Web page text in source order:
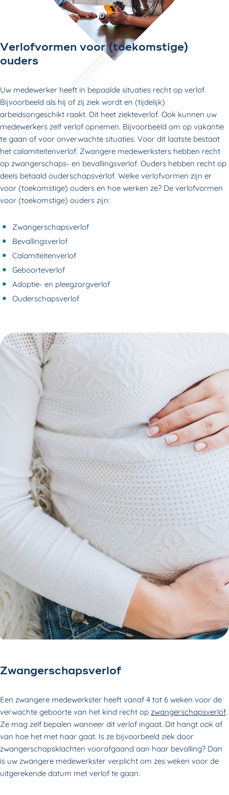
Verlofvormen voor (toekomstige)
ouders
Uw medewerker heeft in bepaalde situaties recht op verlof.
Bijvoorbeeld als hij of zij ziek wordt en (tijdelijk)
arbeidsongeschikt raakt. Dit heet ziekteverlof. Ook kunnen uw
medewerkers zelf verlof opnemen. Bijvoorbeeld om op vakantie
te gaan of voor onverwachte situaties. Voor dit laatste bestaat
het calamiteitenverlof. Zwangere medewerksters hebben recht
op zwangerschaps- en bevallingsverlof. Ouders hebben recht op
deels betaald ouderschapsverlof. Welke verlofvormen zijn er
voor (toekomstige) ouders en hoe werken ze? De verlofvormen
voor (toekomstige) ouders zijn:
Zwangerschapsverlof
Bevallingsverlof
Calamiteitenverlof
Geboorteverlof
Adoptie- en pleegzorgverlof
Ouderschapsverlof
Zwangerschapsverlof
Een zwangere medewerkster heeft vanaf 4 tot 6 weken voor de
verwachte geboorte van het kind recht op zwangerschapsverlof.
Ze mag zelf bepalen wanneer dit verlof ingaat. Dit hangt ook af
van hoe het met haar gaat. Is ze bijvoorbeeld ziek door
zwangerschapsklachten voorafgaand aan haar bevalling? Dan
is uw zwangere medewerkster verplicht om zes weken voor de
uitgerekende datum met verlof te gaan.